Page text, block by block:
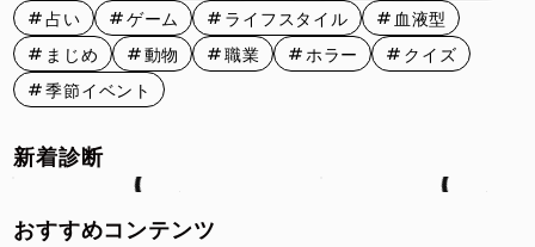
7月31日
占い
ゲーム ライフスタイル
血液型
まじめ
動物 職業 ホラー
クイズ
季節イベント
新着診断
おすすめコンテンツ